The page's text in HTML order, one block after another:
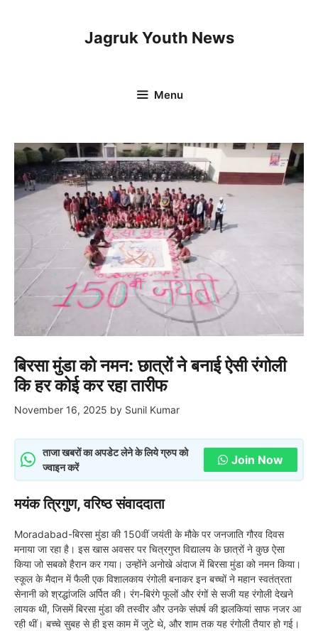
Jagruk Youth News
Menu
बिरसा मुंडा को नमन: छात्रों ने बनाई ऐसी रंगोली
कि हर कोई कर रहा तारीफ
November 16, 2025 by Sunil Kumar
ताजा खबरों का अपडेट लेने के लिये ग्रुप को
ज्वाइन करें
Join Now
मयंक त्रिगुण, वरिष्ठ संवाददाता
Moradabad-बिरसा मुंडा की 150वीं जयंती के मौके पर जनजाति गौरव दिवस
मनाया जा रहा है। इस खास अवसर पर चित्रगुप्त विद्यालय के छात्रों ने कुछ ऐसा
किया जो सबको हैरान कर गया। उन्होंने अनोखे अंदाज में बिरसा मुंडा को नमन किया।
स्कूल के मैदान में फैली एक विशालकाय रंगोली बनाकर इन बच्चों ने महान स्वतंत्रता
सेनानी को श्रद्धांजलि अर्पित की। रंग-बिरंगे फूलों और रंगों से सजी यह रंगोली देखने
लायक थी, जिसमें बिरसा मुंडा की तस्वीर और उनके संघर्ष की झलकियां साफ नजर आ
रही थीं। बच्चे सुबह से ही इस काम में जुटे थे, और शाम तक यह रंगोली तैयार हो गई।